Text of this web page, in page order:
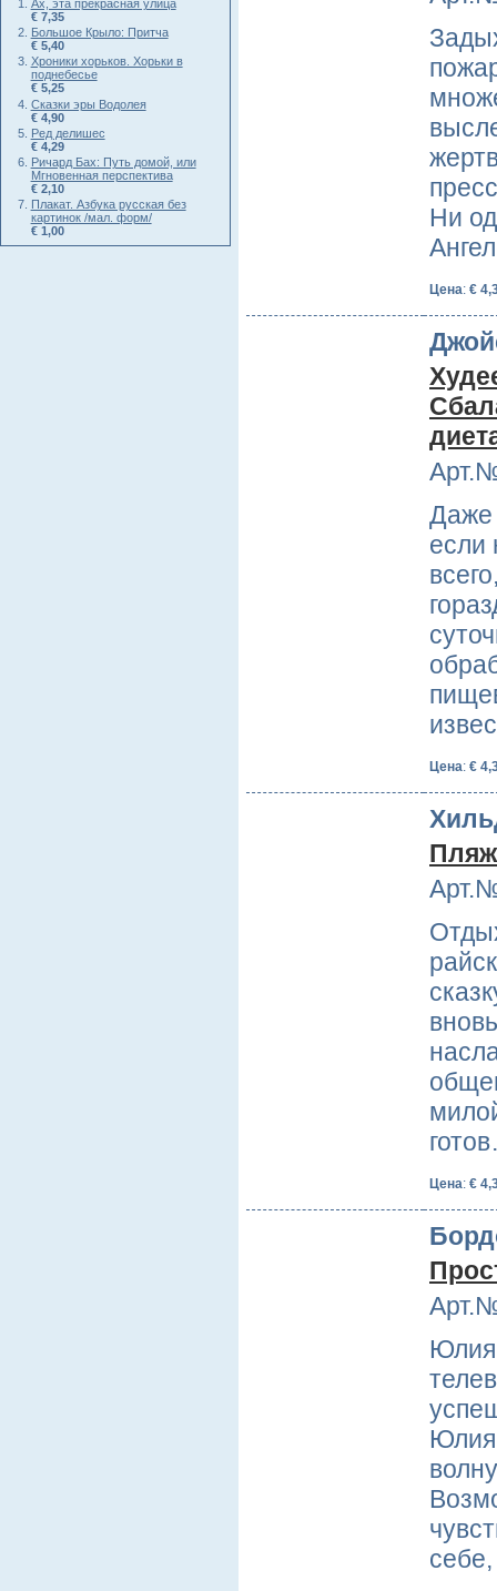
Ах, эта прекрасная улица
€ 7,35
Большое Крыло: Притча
€ 5,40
Хроники хорьков. Хорьки в
поднебесье
€ 5,25
Сказки эры Водолея
€ 4,90
Ред делишес
€ 4,29
Ричард Бах: Путь домой, или
Мгновенная перспектива
€ 2,10
Плакат. Азбука русская без
картинок /мал. форм/
€ 1,00
Ни
Цена: €
Даже
если
Цена: €
Цена: €
Юлия
Юлия